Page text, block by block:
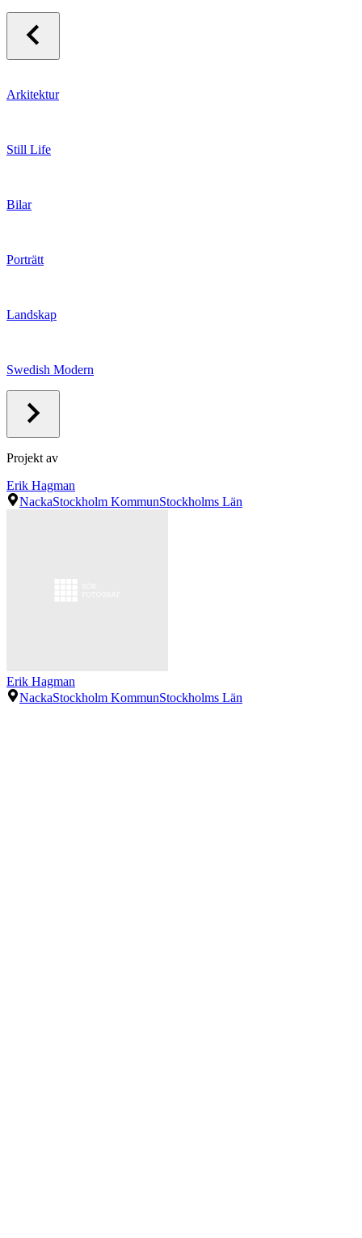
Arkitektur
Still Life
Bilar
Porträtt
Landskap
Swedish Modern
Projekt av
Erik Hagman
NackaStockholm KommunStockholms Län
Erik Hagman
NackaStockholm KommunStockholms Län